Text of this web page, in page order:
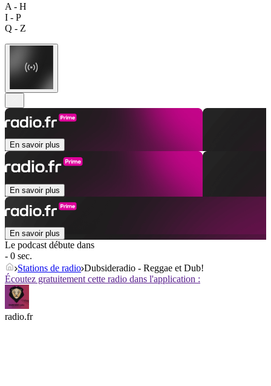
A - H
I - P
Q - Z
En savoir plus
En savoir plus
En savoir plus
Le podcast débute dans
- 0 sec.
Stations de radio Dubsideradio - Reggae et Dub!
Écoutez gratuitement cette radio dans l'application :
radio.fr